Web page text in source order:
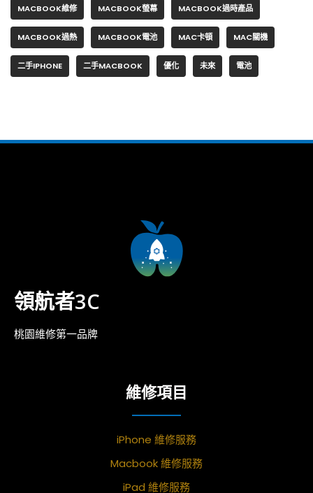
MACBOOK維修 MACBOOK螢幕 MACBOOK過時產品
MACBOOK過熱 MACBOOK電池 MAC卡頓 MAC關機
二手IPHONE 二手MACBOOK 優化 未來 電池
領航者3C
桃園維修第一品牌
維修項目
iPhone 維修服務
Macbook 維修服務
iPad 維修服務